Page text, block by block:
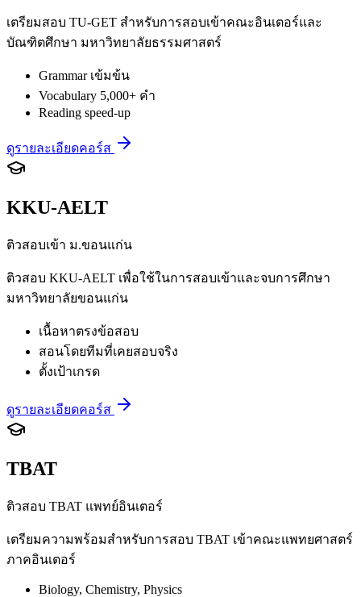
เตรียมสอบ TU-GET สำหรับการสอบเข้าคณะอินเตอร์และ
บัณฑิตศึกษา มหาวิทยาลัยธรรมศาสตร์
Grammar เข้มข้น
Vocabulary 5,000+ คำ
Reading speed-up
ดูรายละเอียดคอร์ส
KKU-AELT
ติวสอบเข้า ม.ขอนแก่น
ติวสอบ KKU-AELT เพื่อใช้ในการสอบเข้าและจบการศึกษา
มหาวิทยาลัยขอนแก่น
เนื้อหาตรงข้อสอบ
สอนโดยทีมที่เคยสอบจริง
ตั้งเป้าเกรด
ดูรายละเอียดคอร์ส
TBAT
ติวสอบ TBAT แพทย์อินเตอร์
เตรียมความพร้อมสำหรับการสอบ TBAT เข้าคณะแพทยศาสตร์
ภาคอินเตอร์
Biology, Chemistry, Physics